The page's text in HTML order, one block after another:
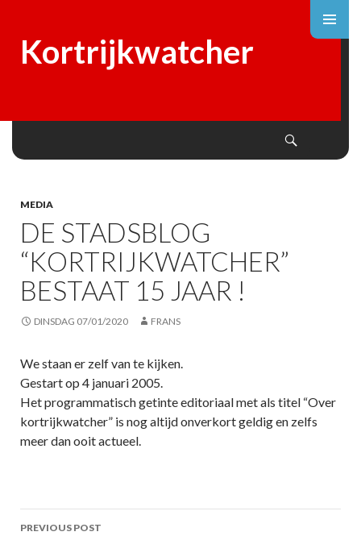
Kortrijkwatcher
MEDIA
DE STADSBLOG
“KORTRIJKWATCHER”
BESTAAT 15 JAAR !
DINSDAG 07/01/2020 FRANS
We staan er zelf van te kijken.
Gestart op 4 januari 2005.
Het programmatisch getinte editoriaal met als titel “Over
kortrijkwatcher” is nog altijd onverkort geldig en zelfs
meer dan ooit actueel.
Post
PREVIOUS POST